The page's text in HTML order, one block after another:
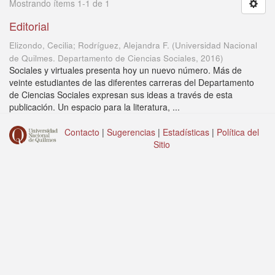
Mostrando ítems 1-1 de 1
Editorial
Elizondo, Cecilia; Rodríguez, Alejandra F. (Universidad Nacional
de Quilmes. Departamento de Ciencias Sociales, 2016)
Sociales y virtuales presenta hoy un nuevo número. Más de
veinte estudiantes de las diferentes carreras del Departamento
de Ciencias Sociales expresan sus ideas a través de esta
publicación. Un espacio para la literatura, ...
Contacto | Sugerencias | Estadísticas | Política del
Sitio